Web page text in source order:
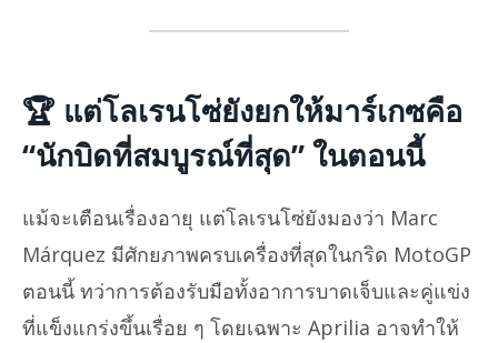
🏆 แต่โลเรนโซ่ยังยกให้มาร์เกซคือ
“นักบิดที่สมบูรณ์ที่สุด” ในตอนนี้
แม้จะเตือนเรื่องอายุ แต่โลเรนโซ่ยังมองว่า Marc
Márquez มีศักยภาพครบเครื่องที่สุดในกริด MotoGP
ตอนนี้ ทว่าการต้องรับมือทั้งอาการบาดเจ็บและคู่แข่ง
ที่แข็งแกร่งขึ้นเรื่อย ๆ โดยเฉพาะ Aprilia อาจทำให้